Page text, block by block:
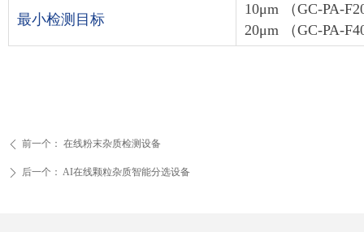
最小检测目标
10μm （GC-PA-
20μm （GC-PA-
ꄴ 前一个： 在线粉末杂质检测设备
ꄲ 后一个： AI在线颗粒杂质智能分选设备